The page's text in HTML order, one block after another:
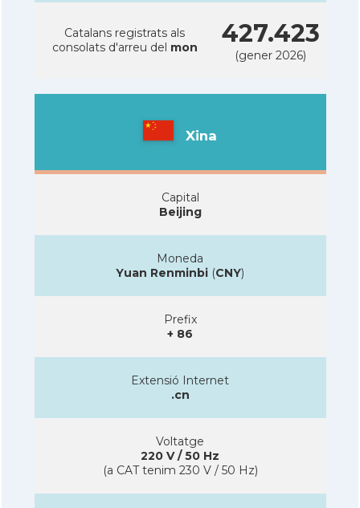
Catalans registrats als
consolats d'arreu del mon 427.423
(gener 2026)
Xina
Capital
Beijing
Moneda
Yuan Renminbi (CNY)
Prefix
+ 86
Extensió Internet
.cn
Voltatge
220 V / 50 Hz
(a CAT tenim 230 V / 50 Hz)